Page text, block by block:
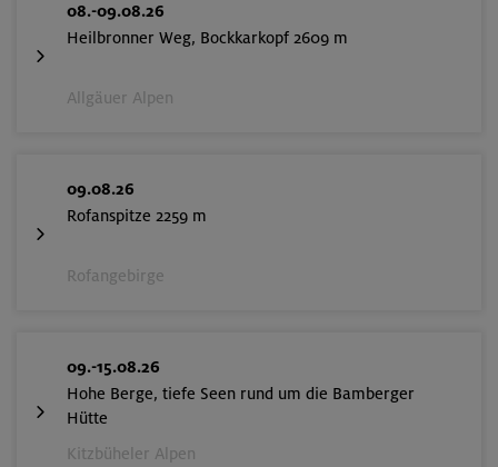
08.-09.08.26
Heilbronner Weg, Bockkarkopf 2609 m
Allgäuer Alpen
09.08.26
Rofanspitze 2259 m
Rofangebirge
09.-15.08.26
Hohe Berge, tiefe Seen rund um die Bamberger
Hütte
Kitzbüheler Alpen